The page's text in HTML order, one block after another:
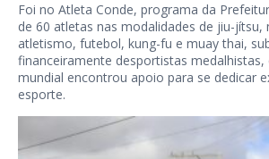
Foi no Atleta Conde, programa da
de 60 atletas nas modalidades de jiu-
atletismo, futebol, kung-fu e muay thai,
financeiramente desportistas
mundial encontrou apoio para se dedicar
esporte.